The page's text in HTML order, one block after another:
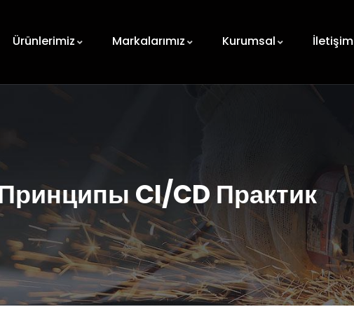
Ürünlerimiz Markalarımız Kurumsal İletişim
CI/CD Практик